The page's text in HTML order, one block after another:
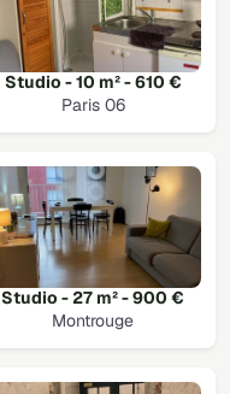
Studio - 10 m² - 610 €
Paris 06
Studio - 27 m² - 900 €
Montrouge